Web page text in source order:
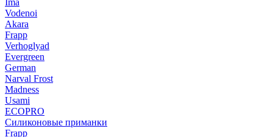
Ima
Vodenoi
Akara
Frapp
Verhoglyad
Evergreen
German
Narval Frost
Madness
Usami
ECOPRO
Силиконовые приманки
Frapp